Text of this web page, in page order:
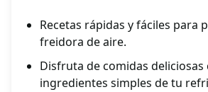
Recetas rápidas y fáciles para
freidora de aire.
Disfruta de comidas deliciosas
ingredientes simples de tu